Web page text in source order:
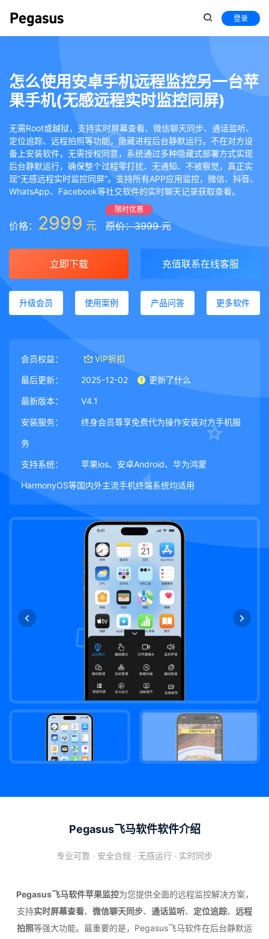
登录
怎么使用安卓手机远程监控另一台苹
果手机(无感远程实时监控同屏)
无需Root或越狱，支持实时屏幕查看、微信聊天同步、通话监听、
定位追踪、远程拍照等功能，隐藏进程后台静默运行。不在对方设
备上安装软件，无需授权同意，系统通过多种隐藏式部署方式实现
后台静默运行，确保整个过程零打扰、无通知、不被察觉，真正实
现“无感远程实时监控同屏”。支持所有APP应用监控，微信、抖音、
WhatsApp、Facebook等社交软件的实时聊天记录获取查看。
价格： 2999 元
限时优惠
原价：3999 元
立即下载 充值联系在线客服
升级会员 使用案例 产品问答 更多软件
会员权益： VIP折扣
最后更新： 2025-12-02 更新了什么
最新版本： V4.1
安装服务： 终身会员尊享免费代为操作安装对方手机服
务
支持系统： 苹果ios、安卓Android、华为鸿蒙
HarmonyOS等国内外主流手机终端系统均适用
Pegasus飞马软件软件介绍
专业可靠 · 安全合规 · 无感运行 · 实时同步
Pegasus飞马软件苹果监控为您提供全面的远程监控解决方案，
支持实时屏幕查看、 微信聊天同步、 通话监听、 定位追踪、 远程
拍照等强大功能。最重要的是，Pegasus飞马软件在后台静默运